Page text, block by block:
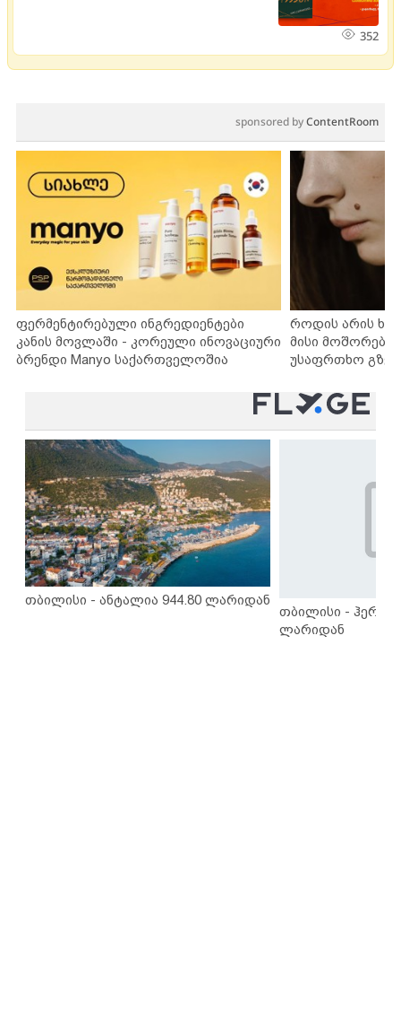
352
sponsored byContentRoom
ფერმენტირებული ინგრედიენტები
კანის მოვლაში - კორეული ინოვაციური
ბრენდი Manyo საქართველოშია
როდის არის
მისი
უსაფრთხო
თბილისი - ანტალია 944.80 ლარიდან
თბილისი -
ლარიდან